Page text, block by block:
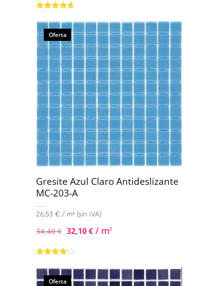
100x100 C3
120x120(2)
con4.50de
5
Oferta
Gresite Azul Claro Antideslizante
MC-203-A
26,53 € / m² (sin IVA)
34,40€ 32,10€ / m2
con4.00
de 5Oferta